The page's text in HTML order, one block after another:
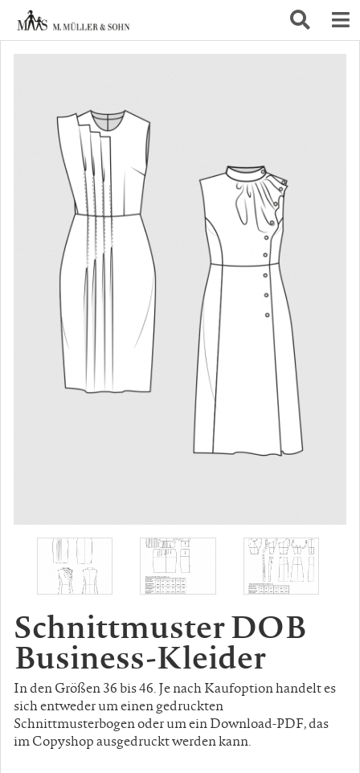
Schnittmuster DOB
Business-Kleider
In den Größen 36 bis 46. Je nach Kaufoption handelt es
sich entweder um einen gedruckten
Schnittmusterbogen oder um ein Download-PDF, das
im Copyshop ausgedruckt werden kann.